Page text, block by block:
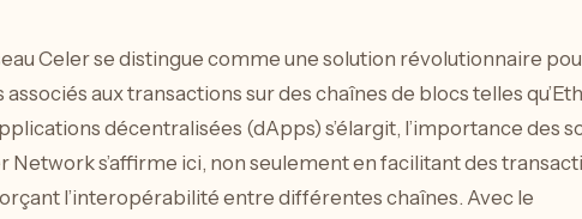
Celer se distingue comme une solution révolutionnaire
aux transactions sur des chaînes de blocs telles
décentralisées (dApps) s’élargit, l’importance des
Network s’affirme ici, non seulement en facilitant des
l’interopérabilité entre différentes chaînes. Avec le